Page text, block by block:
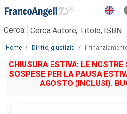
Menu
Cerca:
Main content
Home Diritto, giustizia Il
CHIUSURA ESTIVA: LE NOSTRE
SOSPESE PER LA PAUSA
AGOSTO (INCLUSI).